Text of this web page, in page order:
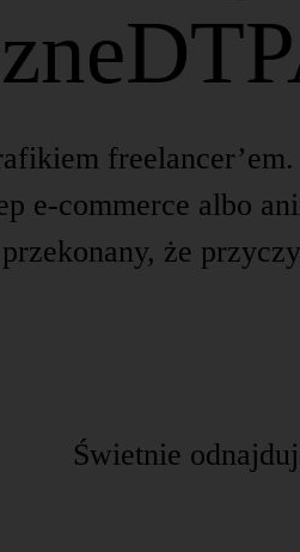
DTP
freelancer’em.
e-commerce albo
że
Świetnie